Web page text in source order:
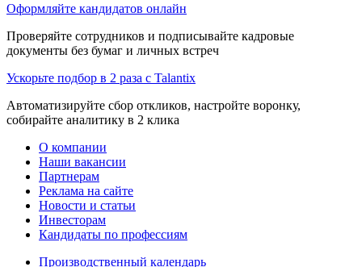
Оформляйте кандидатов онлайн
Проверяйте сотрудников и подписывайте кадровые
документы без бумаг и личных встреч
Ускорьте подбор в 2 раза с Talantix
Автоматизируйте сбор откликов, настройте воронку,
собирайте аналитику в 2 клика
О компании
Наши вакансии
Партнерам
Реклама на сайте
Новости и статьи
Инвесторам
Кандидаты по профессиям
Производственный календарь